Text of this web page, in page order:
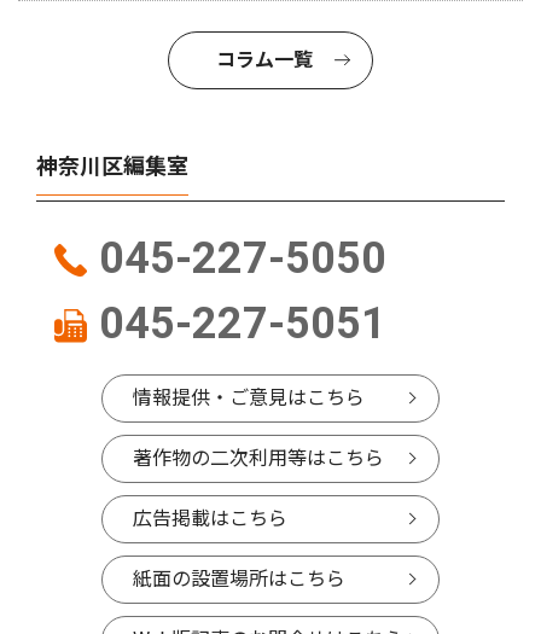
コラム一覧
神奈川区編集室
045-227-5050
045-227-5051
情報提供・ご意見はこちら
著作物の二次利用等はこちら
広告掲載はこちら
紙面の設置場所はこちら